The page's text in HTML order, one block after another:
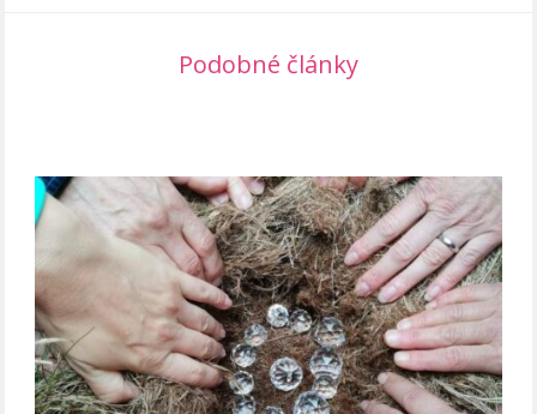
Podobné články